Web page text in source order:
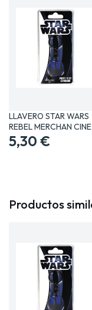
LLAVERO STAR WARS
REBEL MERCHAN
TV…
5,30 €
Productos